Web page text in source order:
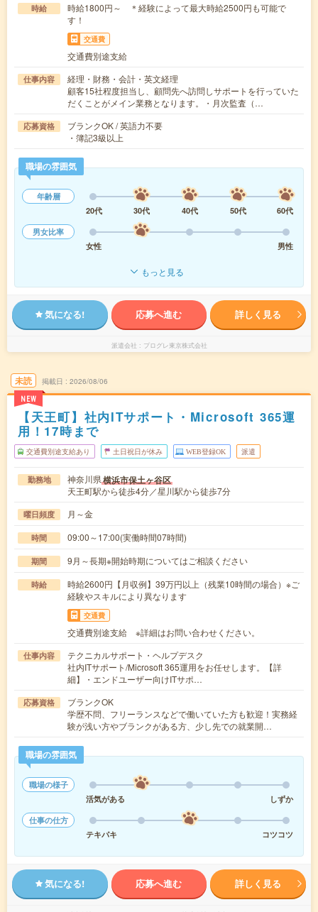
時給
時給1800円～ ＊経験によって最大時給2500円も可能で
す！
交通費
交通費別途支給
仕事内容
経理・財務・会計・英文経理
顧客15社程度担当し、顧問先へ訪問しサポートを行っていた
だくことがメイン業務となります。・月次監査（…
応募資格
ブランクOK / 英語力不要
・簿記3級以上
職場の雰囲気
年齢層
20代
30代 40代 50代
60代
男女比率
女性
男性
もっと見る
気になる! 応募へ進む 詳しく見る
派遣会社 プログレ東京株式会社
未読
NEW
掲載日 2026/08/06
【天王町】社内ITサポート・Microsoft 365運
用！17時まで
交通費別途支給あり 土日祝日が休み WEB登録OK 派遣
勤務地 神奈川県横浜市保土ヶ谷区
天王町駅から徒歩4分／星川駅から徒歩7分
曜日頻度 月～金
時間 09:00～17:00(実働時間07時間)
期間 9月～長期※開始時期についてはご相談ください
時給
時給2600円【月収例】39万円以上（残業10時間の場合）※ご
経験やスキルにより異なります
交通費
交通費別途支給 ※詳細はお問い合わせください。
仕事内容
テクニカルサポート・ヘルプデスク
社内ITサポート/Microsoft 365運用をお任せします。【詳
細】・エンドユーザー向けITサポ…
応募資格
ブランクOK
学歴不問、フリーランスなどで働いていた方も歓迎！実務経
験が浅い方やブランクがある方、少し先での就業開…
職場の雰囲気
職場の様子
活気がある
しずか
仕事の仕方
テキパキ
コツコツ
気になる! 応募へ進む 詳しく見る